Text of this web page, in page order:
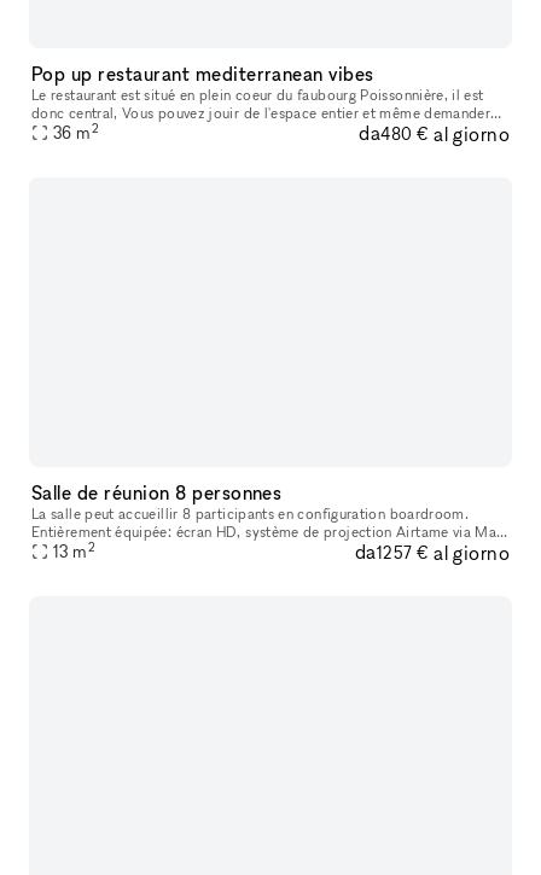
Pop up restaurant mediterranean vibes
Le restaurant est situé en plein coeur du faubourg Poissonnière, il est
donc central, Vous pouvez jouir de l'espace entier et même demander
un staff en plus pour le service des mets et boissons. La d
36 m2 da480 € al giorno
Salle de réunion 8 personnes
La salle peut accueillir 8 participants en configuration boardroom.
Entièrement équipée: écran HD, système de projection Airtame via Mac
ou Pc, Wifi et Whiteboard.
13 m2 da1257 € al giorno